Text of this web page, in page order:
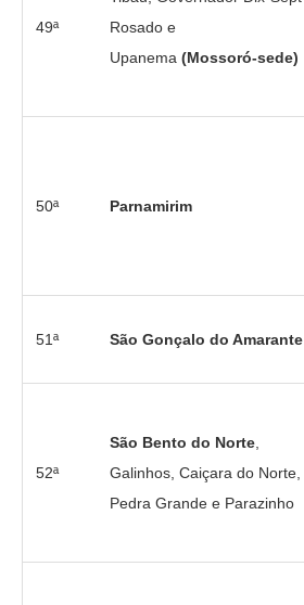
49ª
Rosado e
Upanema (Mossoró-sede)
50ª Parnamirim
51ª São Gonçalo do Amarante
52ª
São Bento do Norte,
Galinhos, Caiçara do Norte,
Pedra Grande e Parazinho